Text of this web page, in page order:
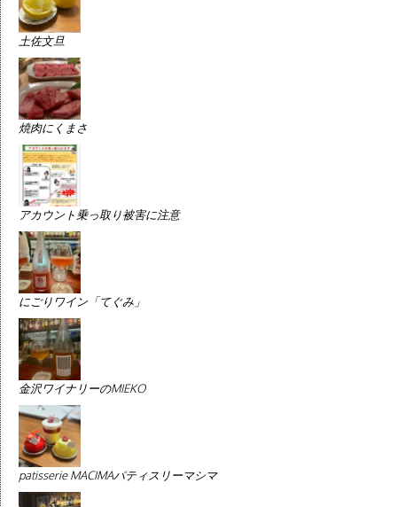
土佐文旦
焼肉にくまさ
アカウント乗っ取り被害に注意
にごりワイン「てぐみ」
金沢ワイナリーのMIEKO
patisserie MACIMAパティスリーマシマ